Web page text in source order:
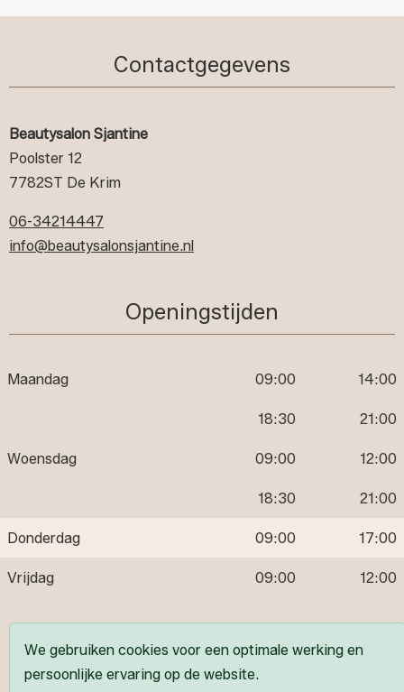
Contactgegevens
Beautysalon Sjantine
Poolster 12
7782ST De Krim
06-34214447
info@beautysalonsjantine.nl
Openingstijden
Maandag 09:00 14:00
18:30 21:00
Woensdag 09:00 12:00
18:30 21:00
Donderdag 09:00 17:00
Vrijdag 09:00 12:00
We gebruiken cookies voor een optimale werking en
persoonlijke ervaring op de website.